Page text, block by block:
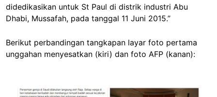
didedikasikan untuk St Paul di distrik industri Abu
Dhabi, Mussafah, pada tanggal 11 Juni 2015.”
Berikut perbandingan tangkapan layar foto pertama
unggahan menyesatkan (kiri) dan foto AFP (kanan):
Image